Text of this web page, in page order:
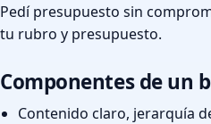
Pedí presupuesto sin
tu rubro y presupuesto.
Componentes de un
Contenido claro, jerarquía